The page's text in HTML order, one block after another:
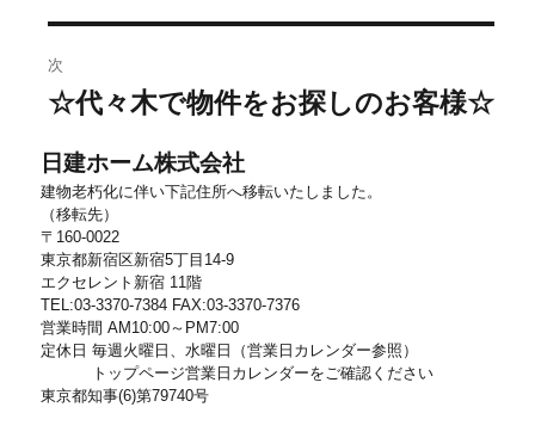
ゲ
ー
シ
ョ
ン
次
次
の
稿:
☆代々木で物件をお探しのお客様☆
日建ホーム株式会社
建物老朽化に伴い下記住所へ移転いたしました。
（移転先）
〒160-0022
東京都新宿区新宿5丁目14-9
エクセレント新宿 11階
TEL:03-3370-7384 FAX:03-3370-7376
営業時間 AM10:00～PM7:00
定休日 毎週火曜日、水曜日（営業日カレンダー参照）
トップページ営業日カレンダーをご確認ください
東京都知事(6)第79740号